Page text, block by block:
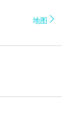
地图 